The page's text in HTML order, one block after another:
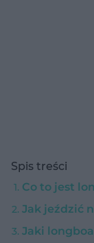
Spis treści
Co to jest
Jak jeździć
Jaki